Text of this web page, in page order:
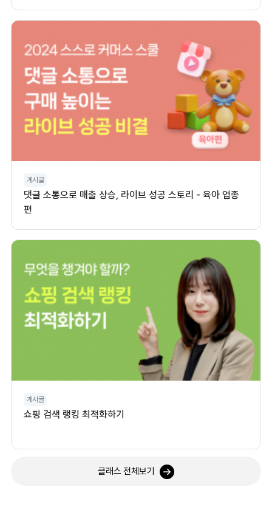
게시글
댓글 소통으로 매출 상승, 라이브 성공 스토리 - 육아 업종
편
게시글
쇼핑 검색 랭킹 최적화하기
클래스 전체보기